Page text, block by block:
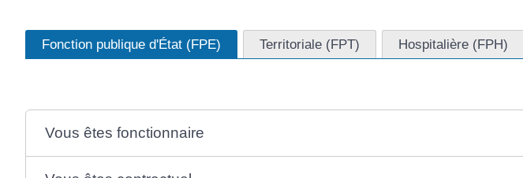
Fonction publique d'État (FPE) Territoriale (FPT) Hospitalière (FPH)
Vous êtes fonctionnaire